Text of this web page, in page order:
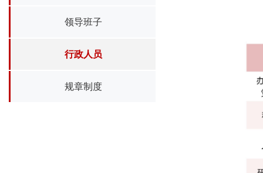
领导班子
行政人员
规章制度